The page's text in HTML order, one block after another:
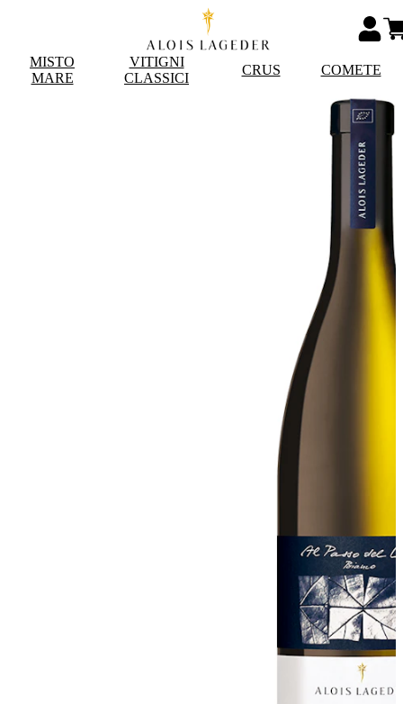
MISTO
MARE
VITIGNI
CLASSICI
CRUS COMETE